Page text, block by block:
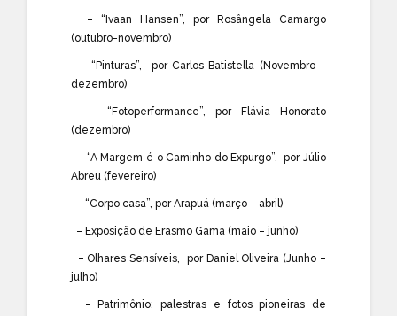
– “Ivaan Hansen”, por Rosângela Camargo
(outubro-novembro)
– “Pinturas”, por Carlos Batistella (Novembro –
dezembro)
– “Fotoperformance”, por Flávia Honorato
(dezembro)
– “A Margem é o Caminho do Expurgo”, por Júlio
Abreu (fevereiro)
– “Corpo casa”, por Arapuá (março – abril)
– Exposição de Erasmo Gama (maio – junho)
– Olhares Sensíveis, por Daniel Oliveira (Junho –
julho)
– Patrimônio: palestras e fotos pioneiras de